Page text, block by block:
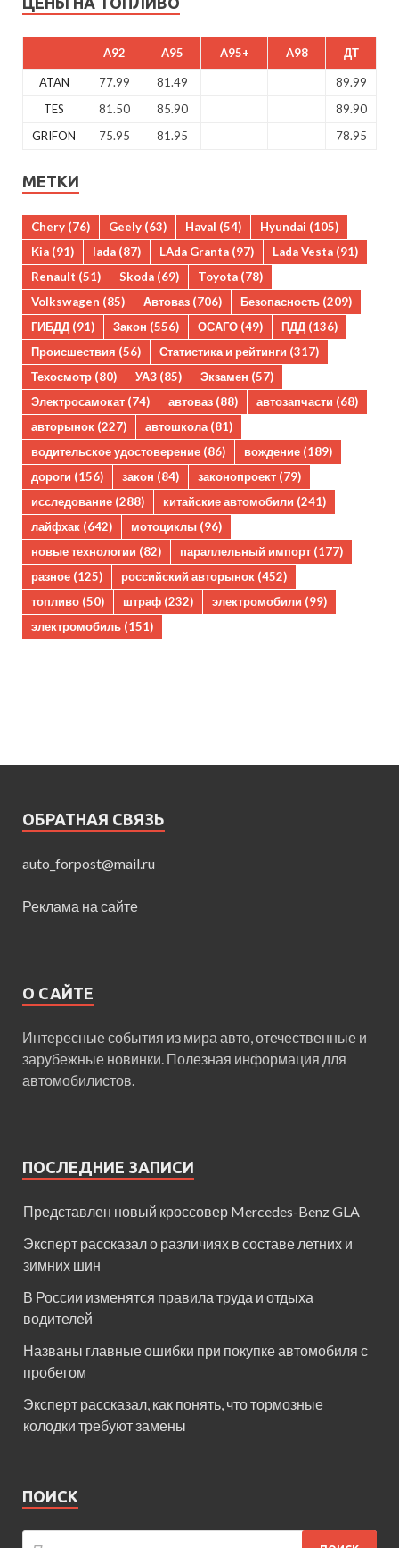
A92 A95 A95+ A98 ДТ
ATAN 77.99 81.49
89.99
TES
81.50 85.90
89.90
GRIFON
75.95 81.95 78.95
МЕТКИ
Chery (76) Geely (63) Haval (54) Hyundai (105)
Kia (91) lada (87) LAda Granta (97) Lada Vesta (91)
Renault (51) Skoda (69) Toyota (78)
Volkswagen (85) Автоваз (706) Безопасность (209)
ГИБДД (91) Закон (556) ОСАГО (49) ПДД (136)
Происшествия (56) Статистика и рейтинги (317)
Техосмотр (80) УАЗ (85) Экзамен (57)
Электросамокат (74) автоваз (88) автозапчасти (68)
авторынок (227) автошкола (81)
водительское удостоверение (86) вождение (189)
дороги (156) закон (84) законопроект (79)
исследование (288) китайские автомобили (241)
лайфхак (642) мотоциклы (96)
новые технологии (82) параллельный импорт (177)
разное (125) российский авторынок (452)
топливо (50) штраф (232) электромобили (99)
электромобиль (151)
ОБРАТНАЯ СВЯЗЬ
auto_forpost@mail.ru
Реклама на сайте
О САЙТЕ
Интересные события из мира авто, отечественные и
зарубежные новинки. Полезная информация для
автомобилистов.
ПОСЛЕДНИЕ ЗАПИСИ
Представлен новый кроссовер Mercedes-Benz GLA
Эксперт рассказал о различиях в составе летних и
зимних шин
В России изменятся правила труда и отдыха
водителей
Названы главные ошибки при покупке автомобиля с
пробегом
Эксперт рассказал, как понять, что тормозные
колодки требуют замены
ПОИСК